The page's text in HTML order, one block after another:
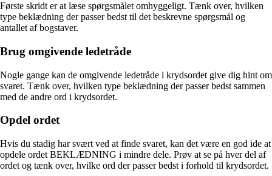
Første skridt er at læse spørgsmålet omhyggeligt. Tænk over, hvilken
type beklædning der passer bedst til det beskrevne spørgsmål og
antallet af bogstaver.
Brug omgivende ledetråde
Nogle gange kan de omgivende ledetråde i krydsordet give dig hint om
svaret. Tænk over, hvilken type beklædning der passer bedst sammen
med de andre ord i krydsordet.
Opdel ordet
Hvis du stadig har svært ved at finde svaret, kan det være en god ide at
opdele ordet BEKLÆDNING i mindre dele. Prøv at se på hver del af
ordet og tænk over, hvilke ord der passer bedst i forhold til krydsordet.